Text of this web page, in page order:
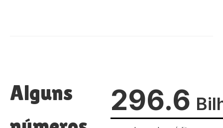
Alguns
296.6